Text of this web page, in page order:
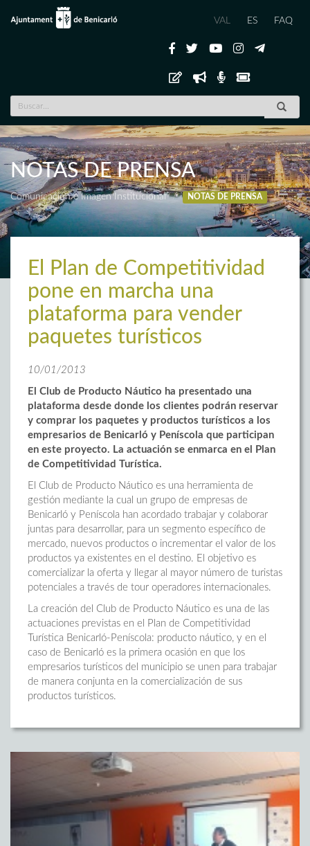
VAL ES FAQ
NOTAS DE PRENSA
Comunicación e Imagen Institucional NOTAS DE PRENSA
El Plan de Competitividad
pone en marcha una
plataforma para vender
paquetes turísticos
10/01/2013
El Club de Producto Náutico ha presentado una
plataforma desde donde los clientes podrán reservar
y comprar los paquetes y productos turísticos a los
empresarios de Benicarló y Peníscola que participan
en este proyecto. La actuación se enmarca en el Plan
de Competitividad Turística.
El Club de Producto Náutico es una herramienta de
gestión mediante la cual un grupo de empresas de
Benicarló y Peníscola han acordado trabajar y colaborar
juntas para desarrollar, para un segmento específico de
mercado, nuevos productos o incrementar el valor de los
productos ya existentes en el destino. El objetivo es
comercializar la oferta y llegar al mayor número de turistas
potenciales a través de tour operadores internacionales.
La creación del Club de Producto Náutico es una de las
actuaciones previstas en el Plan de Competitividad
Turística Benicarló-Peníscola: producto náutico, y en el
caso de Benicarló es la primera ocasión en que los
empresarios turísticos del municipio se unen para trabajar
de manera conjunta en la comercialización de sus
productos turísticos.